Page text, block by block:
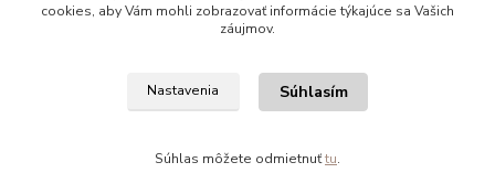
Copyright © kvalitnabielizen.sk
cookies, aby Vám mohli zobrazovať informácie týkajúce sa Vašich
záujmov.
Nastavenia Súhlasím
Súhlas môžete odmietnuťtu.